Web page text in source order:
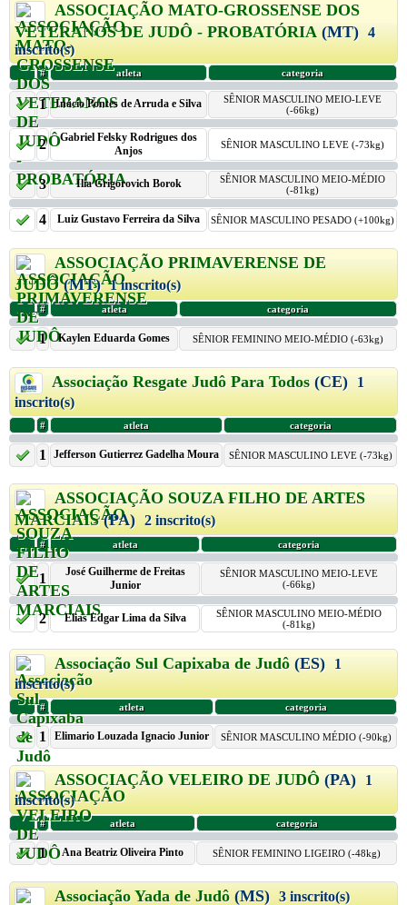
ASSOCIAÇÃO MATO-GROSSENSE DOS
VETERANOS DE JUDÔ - PROBATÓRIA (MT) 4
inscrito(s)
# atleta categoria
1 Inácio Pontes de Arruda e Silva
SÊNIOR MASCULINO MEIO-LEVE
(-66kg)
2
Gabriel Felsky Rodrigues dos
Anjos
SÊNIOR MASCULINO LEVE (-73kg)
3 Ilia Grigorovich Borok
SÊNIOR MASCULINO MEIO-MÉDIO
(-81kg)
4 Luiz Gustavo Ferreira da Silva SÊNIOR MASCULINO PESADO (+100kg)
ASSOCIAÇÃO PRIMAVERENSE DE
JUDÔ (MT) 1 inscrito(s)
# atleta categoria
1 Kaylen Eduarda Gomes SÊNIOR FEMININO MEIO-MÉDIO (-63kg)
Associação Resgate Judô Para Todos (CE)
1
inscrito(s)
# atleta categoria
1 Jefferson Gutierrez Gadelha Moura SÊNIOR MASCULINO LEVE (-73kg)
ASSOCIAÇÃO SOUZA FILHO DE ARTES
MARCIAIS (PA) 2 inscrito(s)
# atleta categoria
1
José Guilherme de Freitas
Junior
SÊNIOR MASCULINO MEIO-LEVE
(-66kg)
2 Elias Edgar Lima da Silva
SÊNIOR MASCULINO MEIO-MÉDIO
(-81kg)
Associação Sul Capixaba de Judô (ES)
1
inscrito(s)
# atleta categoria
1 Elimario Louzada Ignacio Junior SÊNIOR MASCULINO MÉDIO (-90kg)
ASSOCIAÇÃO VELEIRO DE JUDÔ (PA)
1
inscrito(s)
# atleta categoria
1 Ana Beatriz Oliveira Pinto SÊNIOR FEMININO LIGEIRO (-48kg)
Associação Yada de Judô (MS) 3 inscrito(s)